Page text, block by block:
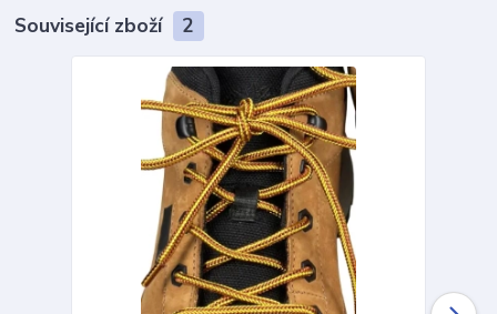
Související zboží 2